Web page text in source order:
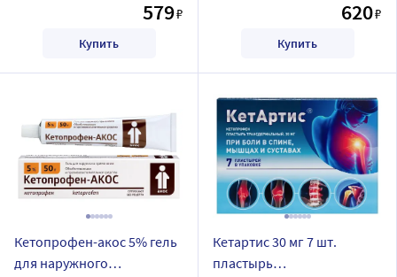
579₽
Купить
620₽
Купить
Кетопрофен-акос 5% гель
для наружного
Кетартис 30 мг 7 шт.
пластырь